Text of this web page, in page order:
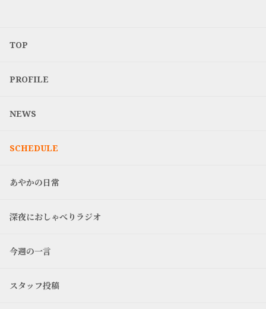
TOP
PROFILE
NEWS
SCHEDULE
あやかの日常
深夜におしゃべりラジオ
今週の一言
スタッフ投稿